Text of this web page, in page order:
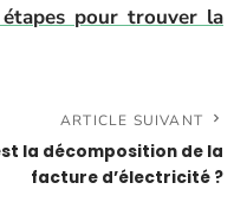
pour trouver la
ARTICLE SUIVANT
la décomposition de la
facture d’électricité ?